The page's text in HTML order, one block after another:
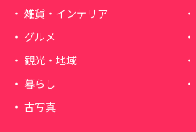
雑貨・インテリア
グルメ
観光・地域
暮らし
古写真